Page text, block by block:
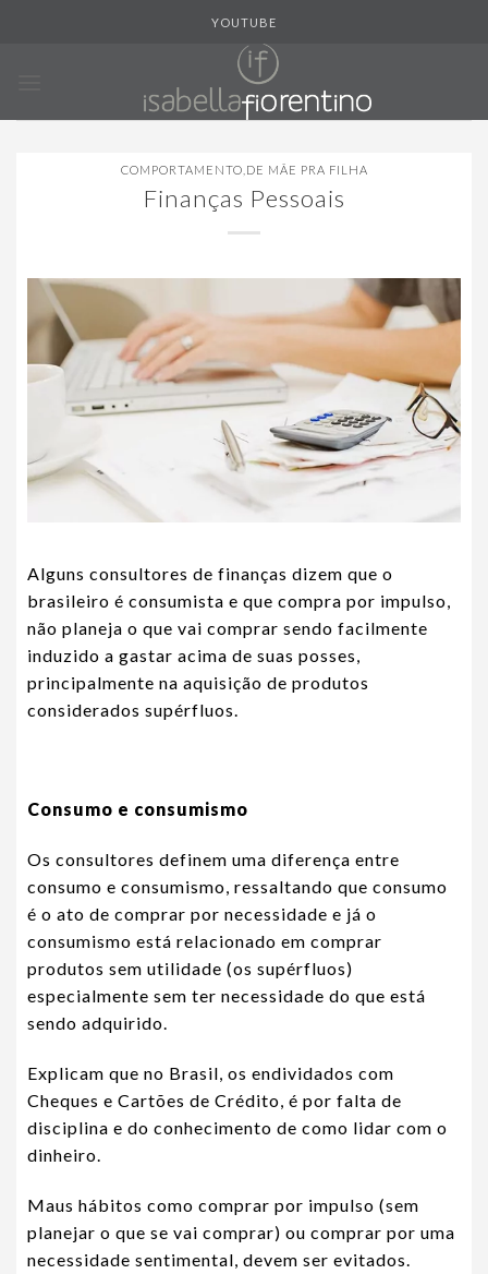
YOUTUBE
COMPORTAMENTO DE MÃE PRA FILHA
Finanças Pessoais
Alguns consultores de finanças dizem que o
brasileiro é consumista e que compra por impulso,
não planeja o que vai comprar sendo facilmente
induzido a gastar acima de suas posses,
principalmente na aquisição de produtos
considerados supérfluos.
Consumo e consumismo
Os consultores definem uma diferença entre
consumo e consumismo, ressaltando que consumo
é o ato de comprar por necessidade e já o
consumismo está relacionado em comprar
produtos sem utilidade (os supérfluos)
especialmente sem ter necessidade do que está
sendo adquirido.
Explicam que no Brasil, os endividados com
Cheques e Cartões de Crédito, é por falta de
disciplina e do conhecimento de como lidar com o
dinheiro.
Maus hábitos como comprar por impulso (sem
planejar o que se vai comprar) ou comprar por uma
necessidade sentimental, devem ser evitados.